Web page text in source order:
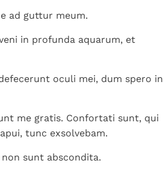
toont ons de
om "naar het
toe te keren.
ad guttur meum.
in profunda aquarum, et
oculi mei, dum spero in
me gratis. Confortati sunt, qui
tunc exsolvebam.
sunt abscondita.